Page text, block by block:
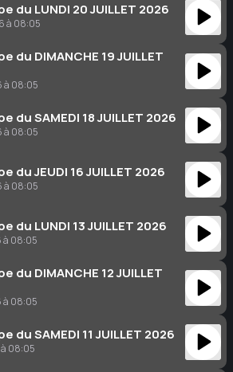
du LUNDI 20 JUILLET 2026
à 08:05
du DIMANCHE 19 JUILLET
à 08:05
du SAMEDI 18 JUILLET 2026
à 08:05
du JEUDI 16 JUILLET 2026
à 08:05
du LUNDI 13 JUILLET 2026
à 08:05
du DIMANCHE 12 JUILLET
à 08:05
du SAMEDI 11 JUILLET 2026
08:05